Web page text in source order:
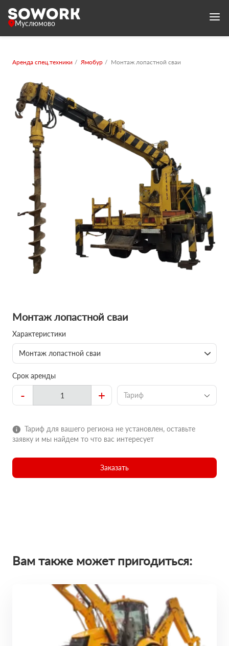
Муслюмово
Аренда спец.техники Ямобур Монтаж лопастной сваи
Монтаж лопастной сваи
Характеристики
Монтаж лопастной сваи
Срок аренды
- + Тариф
Тариф для вашего региона не установлен, оставьте
заявку и мы найдем то что вас интересует
Заказать
Вам также может пригодиться: